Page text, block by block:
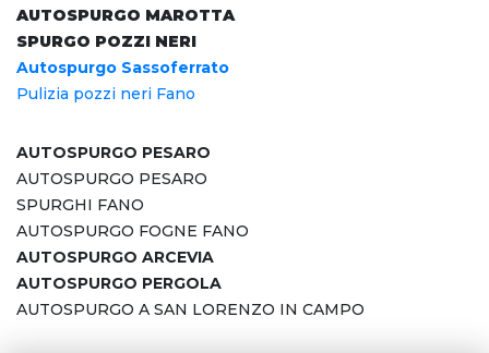
AUTOSPURGO MAROTTA
SPURGO POZZI NERI
Autospurgo Sassoferrato
Pulizia pozzi neri Fano
AUTOSPURGO PESARO
AUTOSPURGO PESARO
SPURGHI FANO
AUTOSPURGO FOGNE FANO
AUTOSPURGO ARCEVIA
AUTOSPURGO PERGOLA
AUTOSPURGO A SAN LORENZO IN CAMPO